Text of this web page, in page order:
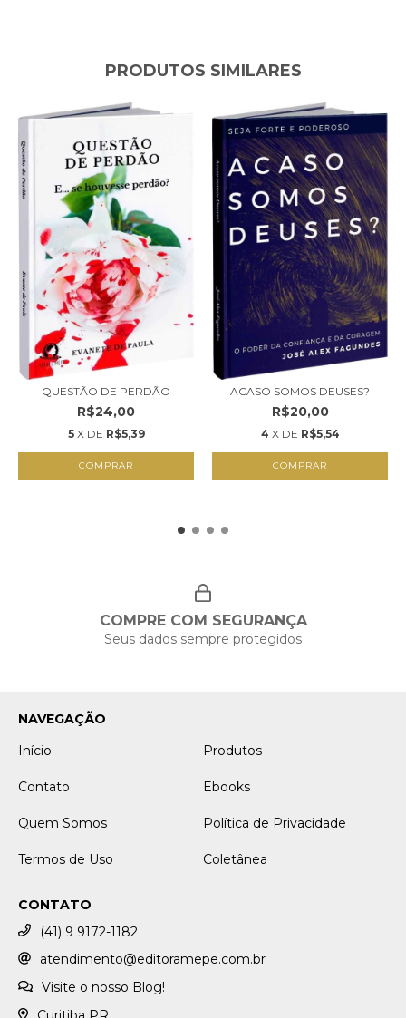
PRODUTOS SIMILARES
QUESTÃO DE PERDÃO
R$24,00
5 X DE R$5,39
COMPRAR
ACASO SOMOS DEUSES?
R$20,00
4 X DE R$5,54
COMPRAR
COMPRE COM SEGURANÇA
Seus dados sempre protegidos
NAVEGAÇÃO
Início
Produtos
Contato Ebooks
Quem Somos Política de Privacidade
Termos de Uso Coletânea
CONTATO
(41) 9 9172-1182
atendimento@editoramepe.com.br
Visite o nosso Blog!